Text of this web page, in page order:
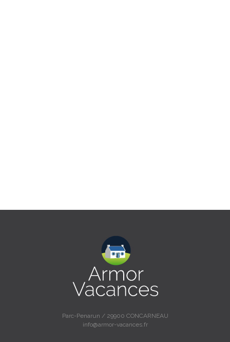
Parc-Penarun / 29900 CONCARNEAU
info@armor-vacances.fr